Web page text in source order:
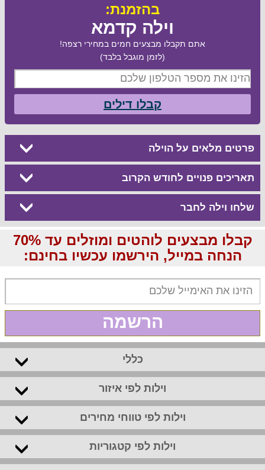
בהזמנת:
וילה קדמא
אתם תקבלו מבצעים חמים במחירי רצפה!
(לזמן מוגבל בלבד)
קבלו דילים
פרטים מלאים על הוילה
תאריכים פנויים לחודש הקרוב
שלחו וילה לחבר
קבלו מבצעים לוהטים ומוזלים עד 70%
הנחה במייל, הירשמו עכשיו בחינם:
הרשמה
כללי
וילות לפי איזור
וילות לפי טווחי מחירים
וילות לפי קטגוריות